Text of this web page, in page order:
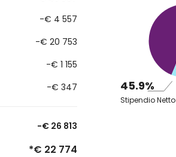
-€ 4 557
-€ 20 753
-€ 1 155
-€ 347
-€ 26 813
*€ 22 774
45.9%
Stipendio Netto